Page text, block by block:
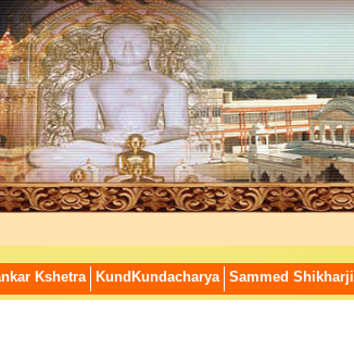
Kshetra KundKundacharya Sammed Shikharji